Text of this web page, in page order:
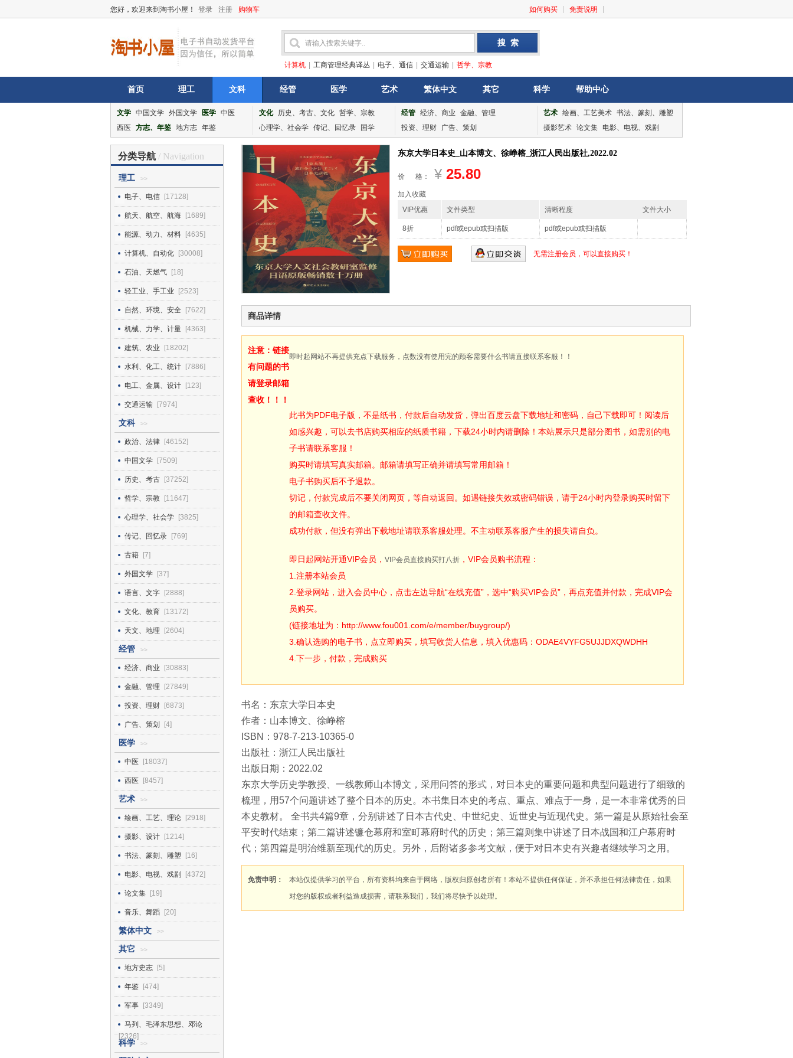
您好，欢迎来到淘书小屋！ 登录 注册 购物车 如何购买 免责说明
计算机 工商管理经典译丛 电子、通信 交通运输 哲学、宗教
首页 理工 文科 经管 医学 艺术 繁体中文 其它 科学 帮助中心
文学 中国文学 外国文学 医学 中医
西医
方志、年鉴 地方志 年鉴
文化 历史、考古、文化 哲学、宗教
心理学、社会学 传记、回忆录 国学
经管 经济、商业
金融、管理
投资、理财
广告、策划
艺术 绘画、工艺美术 书法、篆刻、雕塑
摄影艺术 论文集
电影、电视、戏剧
分类导航 / Navigation
理工 >>
电子、电信 [17128]
航天、航空、航海 [1689]
能源、动力、材料 [4635]
计算机、自动化 [30008]
石油、天燃气 [18]
轻工业、手工业 [2523]
自然、环境、安全 [7622]
机械、力学、计量 [4363]
建筑、农业 [18202]
水利、化工、统计 [7886]
电工、金属、设计 [123]
交通运输 [7974]
文科 >>
政治、法律 [46152]
中国文学 [7509]
历史、考古 [37252]
哲学、宗教 [11647]
心理学、社会学 [3825]
传记、回忆录 [769]
古籍 [7]
外国文学 [37]
语言、文字 [2888]
文化、教育 [13172]
天文、地理 [2604]
经管 >>
经济、商业 [30883]
金融、管理 [27849]
投资、理财 [6873]
广告、策划 [4]
医学 >>
中医 [18037]
西医 [8457]
艺术 >>
绘画、工艺、理论 [2918]
摄影、设计 [1214]
书法、篆刻、雕塑 [16]
电影、电视、戏剧 [4372]
论文集 [19]
音乐、舞蹈 [20]
繁体中文 >>
其它 >>
地方史志 [5]
年鉴 [474]
军事 [3349]
马列、毛泽东思想、邓论
[2326]
科学 >>
东京大学日本史_山本博文、徐峥榕_浙江人民出版社,2022.02
价 格： ¥ 25.80
加入收藏
VIP优惠
文件类型 清晰程度 文件大小
8折 pdf或epub或扫描版 pdf或epub或扫描版
无需注册会员，可以直接购买！
商品详情
注意：链接
有问题的书
请登录邮箱
查收！！！
即时起网站不再提供充点下载服务，点数没有使用完的顾客需要什么书请直接联系客服！！
此书为PDF电子版，不是纸书，付款后自动发货，弹出百度云盘下载地址和密码，自己下载即可！阅读后
如感兴趣，可以去书店购买相应的纸质书籍，下载24小时内请删除！本站展示只是部分图书，如需别的电
子书请联系客服！
购买时请填写真实邮箱。邮箱请填写正确并请填写常用邮箱！
电子书购买后不予退款。
切记，付款完成后不要关闭网页，等自动返回。如遇链接失效或密码错误，请于24小时内登录购买时留下
的邮箱查收文件。
成功付款，但没有弹出下载地址请联系客服处理。不主动联系客服产生的损失请自负。
即日起网站开通VIP会员， VIP会员直接购买打八折 ，VIP会员购书流程：
1.注册本站会员
2.登录网站，进入会员中心，点击左边导航“在线充值”，选中“购买VIP会员”，再点充值并付款，完成VIP会
员购买。
(链接地址为：http://www.fou001.com/e/member/buygroup/)
3.确认选购的电子书，点立即购买，填写收货人信息，填入优惠码：ODAE4VYFG5UJJDXQWDHH
4.下一步，付款，完成购买
书名：东京大学日本史
作者：山本博文、徐峥榕
ISBN：978-7-213-10365-0
出版社：浙江人民出版社
出版日期：2022.02
东京大学历史学教授、一线教师山本博文，采用问答的形式，对日本史的重要问题和典型问题进行了细致的
梳理，用57个问题讲述了整个日本的历史。本书集日本史的考点、重点、难点于一身，是一本非常优秀的日
本史教材。 全书共4篇9章，分别讲述了日本古代史、中世纪史、近世史与近现代史。第一篇是从原始社会至
平安时代结束；第二篇讲述镰仓幕府和室町幕府时代的历史；第三篇则集中讲述了日本战国和江户幕府时
代；第四篇是明治维新至现代的历史。另外，后附诸多参考文献，便于对日本史有兴趣者继续学习之用。
免责申明：
本站仅提供学习的平台，所有资料均来自于网络，版权归原创者所有！本站不提供任何保证，并不承担任何法律责任，如果
对您的版权或者利益造成损害，请联系我们，我们将尽快予以处理。